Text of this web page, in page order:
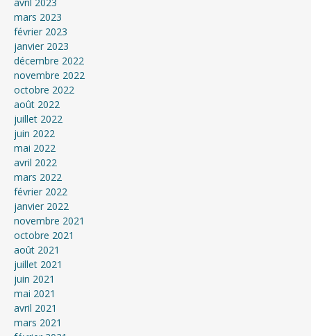
mars 2023
février 2023
janvier 2023
décembre 2022
novembre 2022
octobre 2022
août 2022
juillet 2022
juin 2022
mai 2022
avril 2022
mars 2022
février 2022
janvier 2022
novembre 2021
octobre 2021
août 2021
juillet 2021
juin 2021
mai 2021
avril 2021
mars 2021